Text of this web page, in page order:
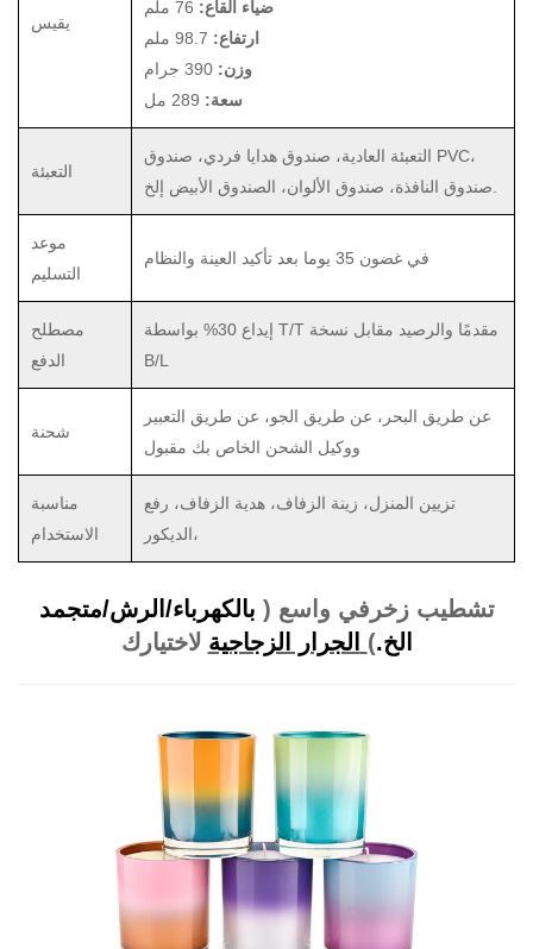
يقيس
ضياء القاع: 76 ملم
ارتفاع:
وزن: 390 جرام
سعة:
التعبئة
التعبئة العادية، صندوق هدايا فردي، صندوق PVC،
موعد
التسليم
في غضون 35 يوما بعد تأكيد العينة والنظام
مصطلح
الدفع
إيداع 30% بواسطة T/T مقدمًا والرصيد مقابل نسخة
B/L
شحنة
عن طريق البحر، عن طريق الجو، عن طريق التعبير
ووكيل الشحن الخاص بك مقبول
مناسبة
الاستخدام
تزيين المنزل، زينة الزفاف، هدية الزفاف، رفع
الديكور،
تشطيب زخرفي واسع ( بالكهرباء/ الرش/متجمد
الخ.) الجرار الزجاجية لاختيارك